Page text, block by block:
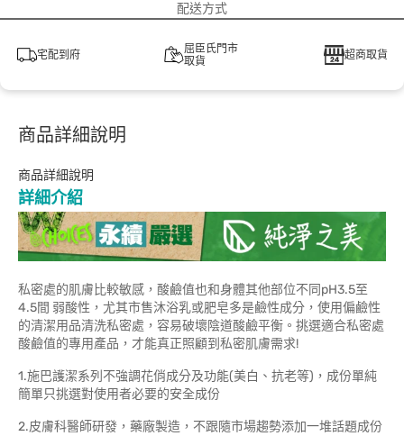
配送方式
宅配到府
屈臣氏門市
取貨
超商取貨
商品詳細說明
商品詳細說明
詳細介紹
私密處的肌膚比較敏感，酸鹼值也和身體其他部位不同pH3.5至
4.5間 弱酸性，尤其市售沐浴乳或肥皂多是鹼性成分，使用偏鹼性
的清潔用品清洗私密處，容易破壞陰道酸鹼平衡。挑選適合私密處
酸鹼值的專用產品，才能真正照顧到私密肌膚需求!
1.施巴護潔系列不強調花俏成分及功能(美白、抗老等)，成份單純
簡單只挑選對使用者必要的安全成份
2.皮膚科醫師研發，藥廠製造，不跟隨市場趨勢添加一堆話題成份